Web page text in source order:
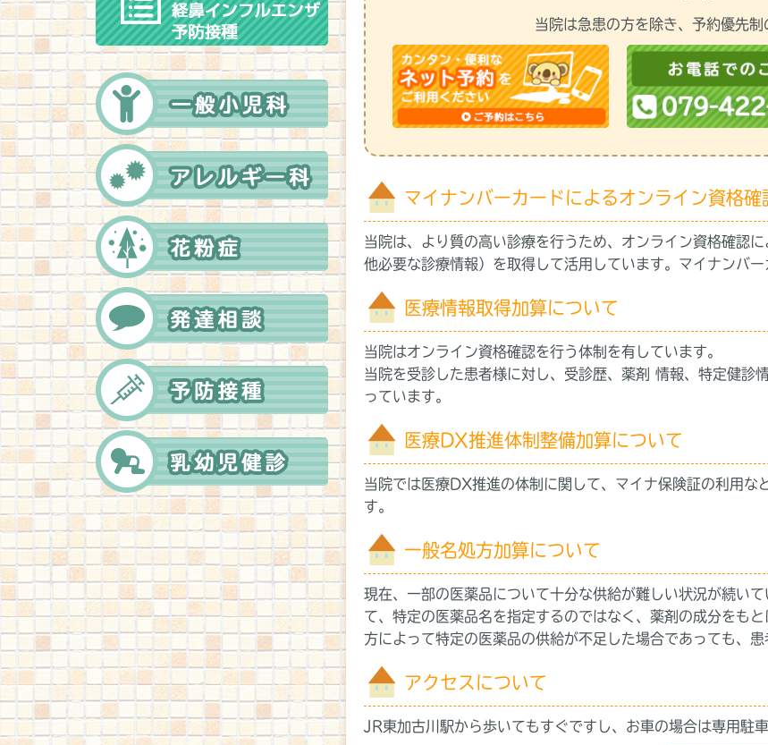
当院は急患の方を除き、予約優先制
マイナンバーカードによるオンライン資格確
当院は、より質の高い診療を行うため、オンライン資格確認
他必要な診療情報）を取得して活用しています。マイナンバ
医療情報取得加算について
当院はオンライン資格確認を行う体制を有しています。
当院を受診した患者様に対し、受診歴、薬剤 情報、特定健診
っています。
医療DX推進体制整備加算について
当院では医療DX推進の体制に関して、マイナ保険証の利用な
す。
一般名処方加算について
現在、一部の医薬品について十分な供給が難しい状況が続い
て、特定の医薬品名を指定するのではなく、薬剤の成分をも
方によって特定の医薬品の供給が不足した場合であっても、
アクセスについて
JR東加古川駅から歩いてもすぐですし、お車の場合は専用駐